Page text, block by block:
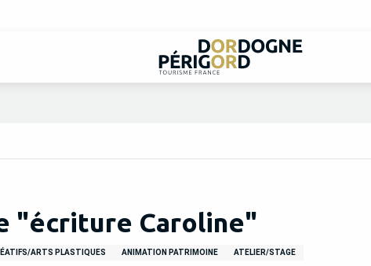
"écriture Caroline"
ARTS PLASTIQUES ANIMATION PATRIMOINE ATELIER/STAGE